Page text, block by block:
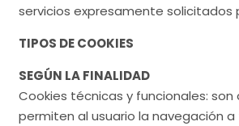
servicios expresamente solicitados
TIPOS DE COOKIES
SEGÚN LA FINALIDAD
Cookies técnicas y funcionales: son
permiten al usuario la navegación